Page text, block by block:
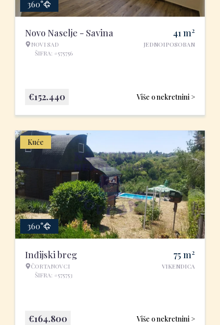
360°
Novo Naselje - Savina
NOVI SAD
ŠIFRA: #575756
41m2
JEDNOIPOSOBAN
Više o nekretnini >
€152.440
Kuće
360°
Inđijski breg
ČORTANOVCI
ŠIFRA: #575753
75 m2
VIKENDICA
Više o nekretnini >
€164.800